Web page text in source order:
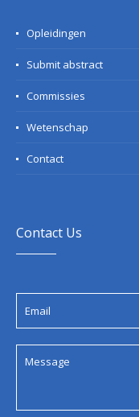
Opleidingen
Submit abstract
Commissies
Wetenschap
Contact
Contact Us